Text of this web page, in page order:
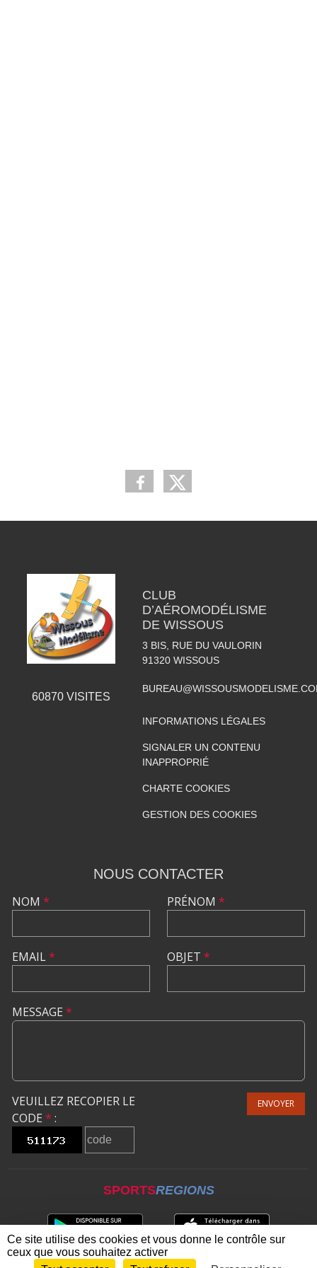
60870VISITES
CLUB
D’AÉROMODÉLISME
DE WISSOUS
3 BIS, RUE DU VAULORIN
91320 WISSOUS
INFORMATIONS LÉGALES
SIGNALER UN CONTENU
INAPPROPRIÉ
CHARTE COOKIES
GESTION DES COOKIES
NOUS CONTACTER
NOM *
EMAIL*
PRÉNOM *
OBJET *
MESSAGE *
VEUILLEZ RECOPIER LE
CODE * :
ENVOYER
SPORTSREGIONS
Ce site utilise des cookies et vous donne le contrôle sur
ceux que vous souhaitez activer